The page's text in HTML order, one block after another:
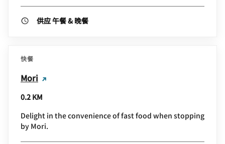
供应 午餐 & 晚餐
快餐
Mori
0.2 KM
Delight in the convenience of fast food when stopping
by Mori.